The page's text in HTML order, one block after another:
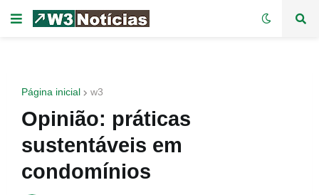
Página inicial w3
Opinião: práticas
sustentáveis em
condomínios